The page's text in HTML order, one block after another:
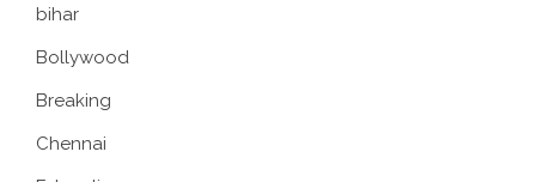
bihar
Bollywood
Breaking
Chennai